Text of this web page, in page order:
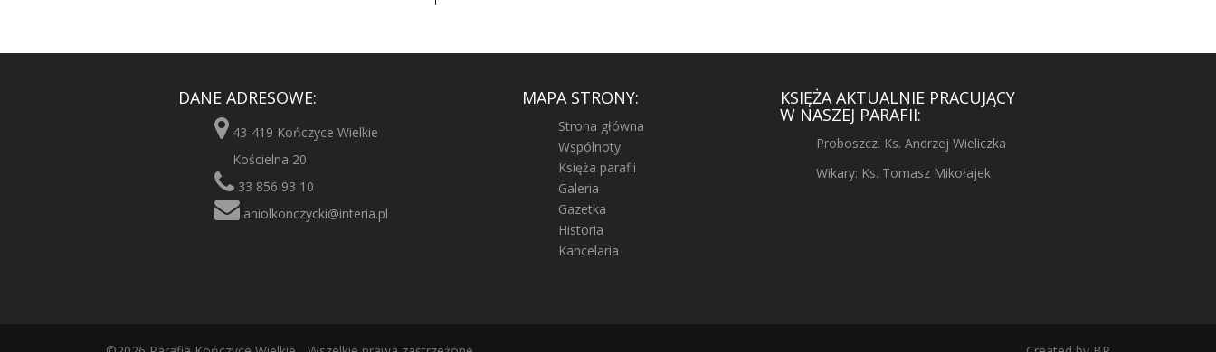
DANE ADRESOWE:
43-419 Kończyce Wielkie
Kościelna 20
33 856 93 10
aniolkonczycki@interia.pl
MAPA STRONY:
Strona główna
Wspólnoty
Księża parafii
Galeria
Gazetka
Historia
Kancelaria
KSIĘŻA AKTUALNIE PRACUJĄCY
W NASZEJ PARAFII:
Proboszcz: Ks. Andrzej Wieliczka
Wikary: Ks. Tomasz Mikołajek